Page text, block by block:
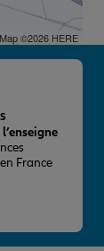
©2026 HERE
France